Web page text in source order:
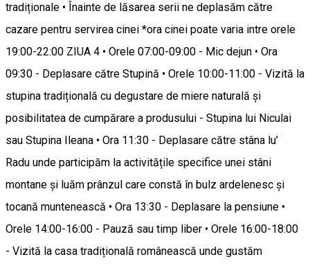
tradiționale • Înainte de lăsarea serii ne deplasăm către
cazare pentru servirea cinei *ora cinei poate varia intre orele
19:00-22:00 ZIUA 4 • Orele 07:00-09:00 - Mic dejun • Ora
09:30 - Deplasare către Stupină • Orele 10:00-11:00 - Vizită la
stupina tradițională cu degustare de miere naturală și
posibilitatea de cumpărare a produsului - Stupina lui Niculai
sau Stupina Ileana • Ora 11:30 - Deplasare către stâna lu’
Radu unde participăm la activitățile specifice unei stâni
montane și luăm prânzul care constă în bulz ardelenesc și
tocană muntenească • Ora 13:30 - Deplasare la pensiune •
Orele 14:00-16:00 - Pauză sau timp liber • Orele 16:00-18:00
- Vizită la casa tradițională românească unde gustăm